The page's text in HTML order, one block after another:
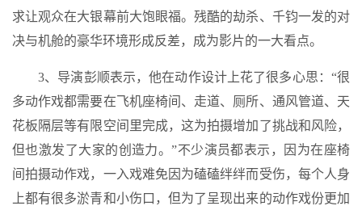
求让观众在大银幕前大饱眼福。残酷的劫杀、千钧一发的对
决与机舱的豪华环境形成反差，成为影片的一大看点。
3、导演彭顺表示，他在动作设计上花了很多心思：“很
多动作戏都需要在飞机座椅间、走道、厕所、通风管道、天
花板隔层等有限空间里完成，这为拍摄增加了挑战和风险，
但也激发了大家的创造力。”不少演员都表示，因为在座椅
间拍摄动作戏，一入戏难免因为磕磕绊绊而受伤，每个人身
上都有很多淤青和小伤口，但为了呈现出来的动作戏份更加